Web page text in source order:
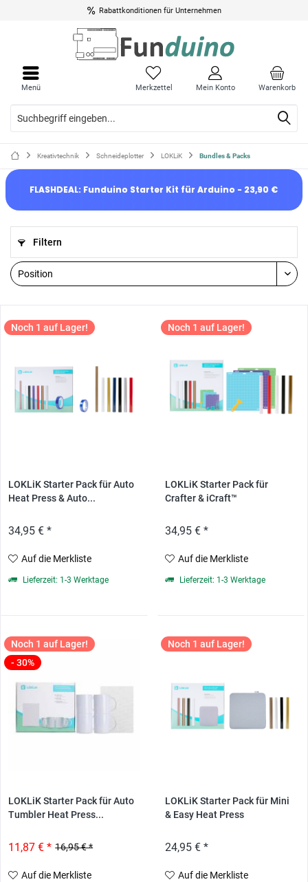
Rabattkonditionen für Unternehmen
Warenkorb
Merkzettel Mein Konto
Menü
Kreativtechnik Schneideplotter LOKLiK Bundles & Packs
FLASHDEAL: Funduino Starter Kit für Arduino - 23,90 €
Filtern
Noch 1 auf Lager!
LOKLiK Starter Pack für Auto
Heat Press & Auto...
34,95 € *
Auf die Merkliste
Lieferzeit: 1-3 Werktage
Noch 1 auf Lager!
LOKLiK Starter Pack für
Crafter & iCraft™
34,95 € *
Auf die Merkliste
Lieferzeit: 1-3 Werktage
Noch 1 auf Lager!
- 30%
LOKLiK Starter Pack für Auto
Tumbler Heat Press...
16,95 € *
11,87 € *
Auf die Merkliste
Noch 1 auf Lager!
LOKLiK Starter Pack für Mini
& Easy Heat Press
24,95 € *
Auf die Merkliste